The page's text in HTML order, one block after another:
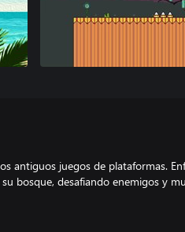
antiguos juegos de plataformas.
bosque, desafiando enemigos y